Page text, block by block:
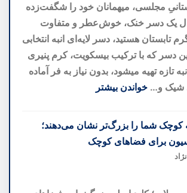
مجلسی، میهمانان خود را شگفت‌زده
یک دسر خنک، خوش‌عطر و متفاوت
تابستان هستید، دسر لایه‌ای انبه انتخابی
دسر که با ترکیب بیسکویت، کرم پنیری
تازه تهیه میشود، بدون نیاز به فر آماده
شیک و… خواندن بیشتر
کوچک شما را بزرگ‌تر نشان می‌دهند؛
برای فضاهای کوچک